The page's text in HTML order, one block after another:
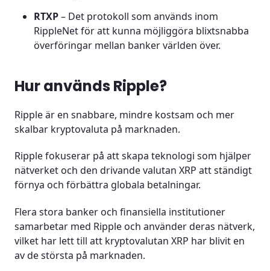
RTXP– Det protokoll som används inom
RippleNet för att kunna möjliggöra blixtsnabba
överföringar mellan banker världen över.
Hur används Ripple?
Ripple är en snabbare, mindre kostsam och mer
skalbar kryptovaluta på marknaden.
Ripple fokuserar på att skapa teknologi som hjälper
nätverket och den drivande valutan XRP att ständigt
förnya och förbättra globala betalningar.
Flera stora banker och finansiella institutioner
samarbetar med Ripple och använder deras nätverk,
vilket har lett till att kryptovalutan XRP har blivit en
av de största på marknaden.